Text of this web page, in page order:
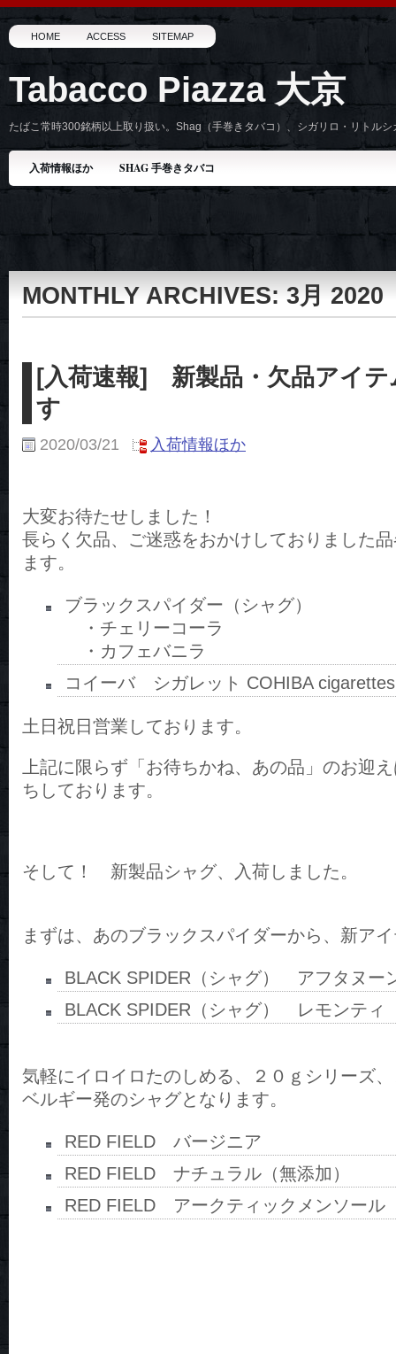
HOME ACCESS SITEMAP
Tabacco Piazza 大京
たばこ常時300銘柄以上取り扱い。Shag（手巻きタバコ）、シガリロ・リトル
入荷情報ほか SHAG 手巻きタバコ
MONTHLY ARCHIVES:3月 2020
[入荷速報] 新製品・欠品アイテ
す
2020/03/21 入荷情報ほか
大変お待たせしました！
長らく欠品、ご迷惑をおかけしておりました
ます。
ブラックスパイダー（シャグ）
・チェリーコーラ
・カフェバニラ
コイーバ シガレット COHIBA cigarettes
土日祝日営業しております。
上記に限らず「お待ちかね、あの品」のお迎
ちしております。
そして！ 新製品シャグ、入荷しました。
まずは、あのブラックスパイダーから、新ア
BLACK SPIDER（シャグ） アフタヌー
BLACK SPIDER（シャグ） レモンティ
気軽にイロイロたのしめる、２０ｇシリーズ
ベルギー発のシャグとなります。
RED FIELD バージニア
RED FIELD ナチュラル（無添加）
RED FIELD アークティックメンソール